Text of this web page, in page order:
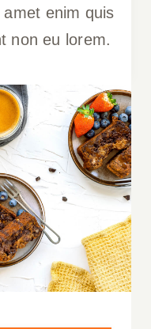
enim quis
non eu lorem.